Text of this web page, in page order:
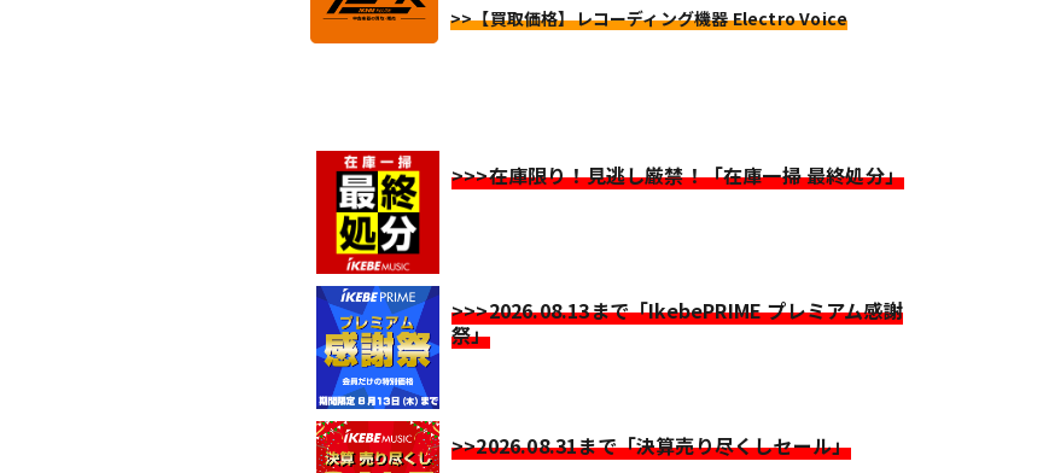
>>【買取価格】レコーディング機器 Electro Voice
>>>在庫限り！見逃し厳禁！「在庫一掃 最終処分」
>>>2026.08.13まで「IkebePRIME プレミアム感謝
祭」
>>2026.08.31まで「決算売り尽くしセール」